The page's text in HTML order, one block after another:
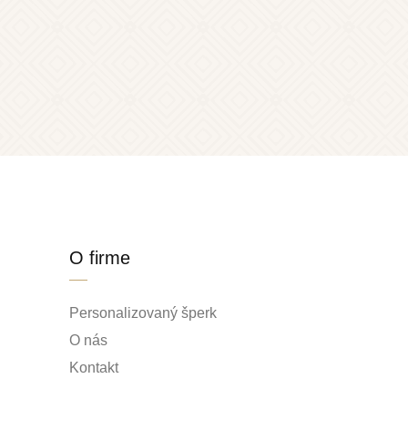
O firme
Personalizovaný šperk
O nás
Kontakt